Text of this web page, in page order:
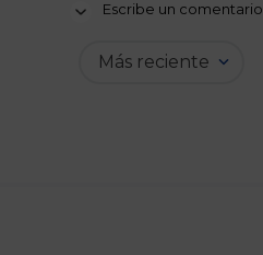
Escribe un comentario
Más reciente